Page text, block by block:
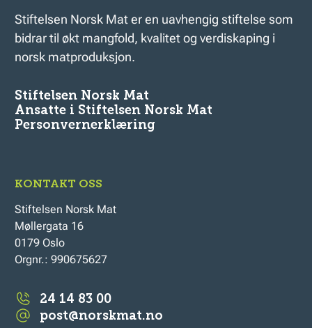
Stiftelsen Norsk Mat er en uavhengig stiftelse som
bidrar til økt mangfold, kvalitet og verdiskaping i
norsk matproduksjon.
Stiftelsen Norsk Mat
Ansatte i Stiftelsen Norsk Mat
Personvernerklæring
KONTAKT OSS
Stiftelsen Norsk Mat
Møllergata 16
0179 Oslo
Orgnr.: 990675627
24 14 83 00
post@norskmat.no